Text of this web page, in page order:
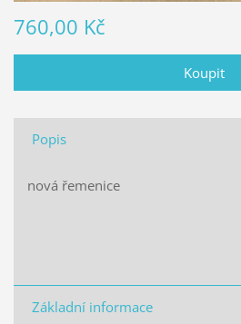
760,00 Kč
Popis
nová řemenice
Základní informace